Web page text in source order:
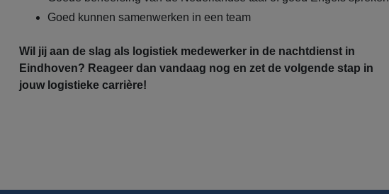
Goed kunnen samenwerken in een team
Wil jij aan de slag als logistiek medewerker in de nachtdienst in
Eindhoven? Reageer dan vandaag nog en zet de volgende stap in
jouw logistieke carrière!